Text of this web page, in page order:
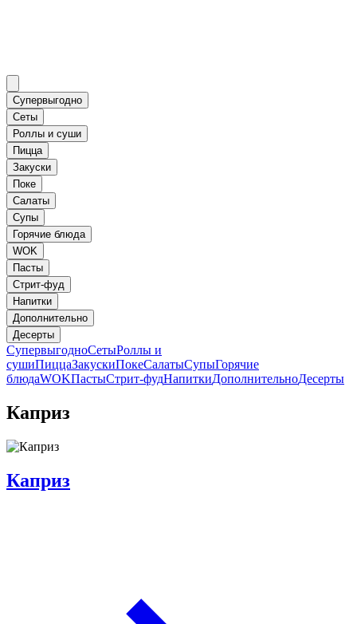
Супервыгодно
Сеты
Роллы и суши
Пицца
Закуски
Поке
Салаты
Супы
Горячие блюда
WOK
Пасты
Стрит-фуд
Напитки
Дополнительно
Десерты
СупервыгодноСетыРоллы и
сушиПиццаЗакускиПокеСалатыСупыГорячие
блюдаWOKПастыСтрит-фудНапиткиДополнительноДесерты
Каприз
Каприз